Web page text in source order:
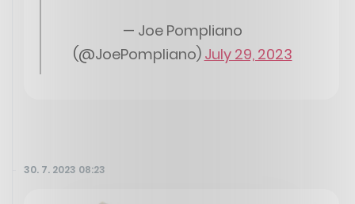
— Joe Pompliano
(@JoePompliano) July 29, 2023
30. 7. 2023 08:23